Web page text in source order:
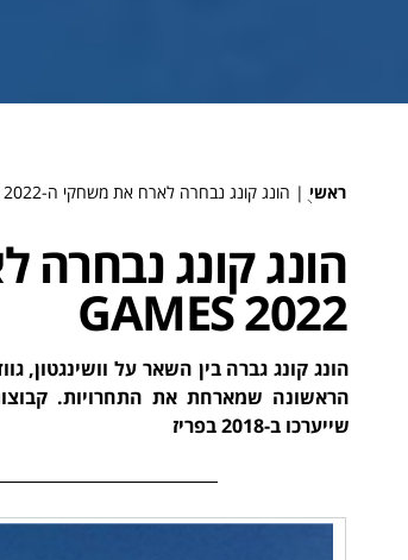
ראשי ֻ| הונג קונג נבחרה לארח את משחקי ה-GAY GAMES 2022
GAMES 2022
הונג קונג גברה בין השאר על
הראשונה שמארחת את התחרויות.
שייערכו ב-2018 בפריז